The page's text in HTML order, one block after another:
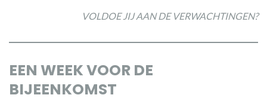
VOLDOE JIJ AAN DE VERWACHTINGEN?
EEN WEEK VOOR DE
BIJEENKOMST